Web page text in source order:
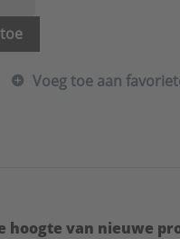
Voeg toe aan
hoogte van nieuwe